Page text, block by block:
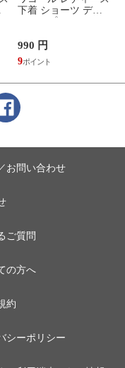
下着 ショーツ ディ
スタンダード ノーマ
ルショーツ ML
Wacoal
990 円
9
お問い合わせ
ご質問
の方へ
約
シーポリシー